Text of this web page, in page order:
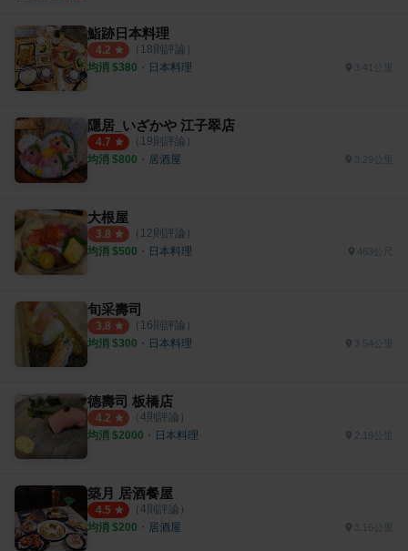
鮨跡日本料理
4.2 （ 18則評論）
均消 $380 ・ 日本料理 3.41公里
隱居_いざかや 江子翠店
4.7 （ 19則評論）
均消 $800 ・ 居酒屋
大根屋
3.8 （ 12則評論）
均消 $500 ・ 日本料理 463公尺
旬采壽司
3.8 （ 16則評論）
均消 $300 ・ 日本料理 3.54公里
德壽司 板橋店
4.2 （ 4則評論）
均消 $2000 ・ 日本料理
築月 居酒餐屋
4.5 （ 4則評論）
均消 $200 ・ 居酒屋